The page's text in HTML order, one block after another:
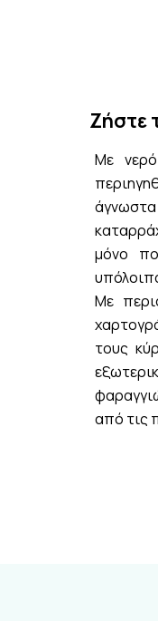
Ζήστε
Με
μόνο
Με
τους
από τις